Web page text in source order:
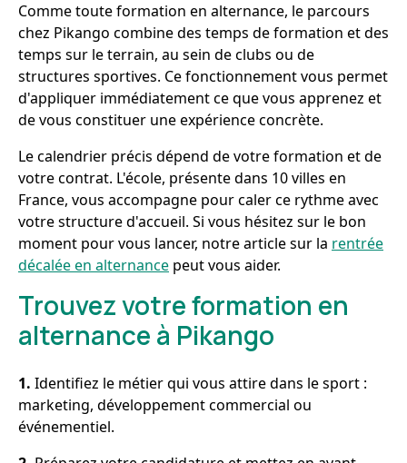
Comme toute formation en alternance, le parcours
chez Pikango combine des temps de formation et des
temps sur le terrain, au sein de clubs ou de
structures sportives. Ce fonctionnement vous permet
d'appliquer immédiatement ce que vous apprenez et
de vous constituer une expérience concrète.
Le calendrier précis dépend de votre formation et de
votre contrat. L'école, présente dans 10 villes en
France, vous accompagne pour caler ce rythme avec
votre structure d'accueil. Si vous hésitez sur le bon
moment pour vous lancer, notre article sur la rentrée
décalée en alternance peut vous aider.
Trouvez votre formation en
alternance à Pikango
1. Identifiez le métier qui vous attire dans le sport :
marketing, développement commercial ou
événementiel.